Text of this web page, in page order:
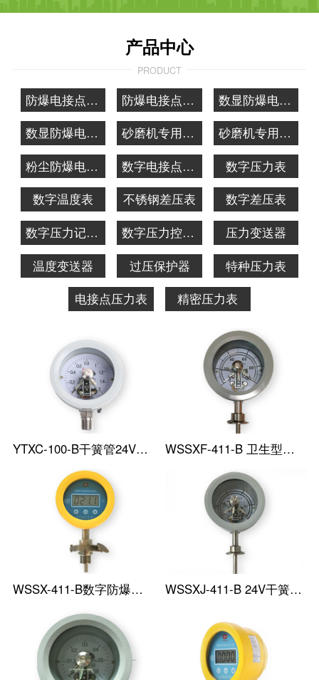
产品中心
PRODUCT
防爆电接点压力表 防爆电接点温度表
数显防爆电接点压力表
数显防爆电接点温度表
砂磨机专用防爆电接点压力表
砂磨机专用防爆电接点温度表
粉尘防爆电接点压力表
数字电接点压力表
数字压力表
数字温度表
不锈钢差压表
数字差压表
数字压力记录表
数字压力控制器
压力变送器
温度变送器
过压保护器
特种压力表
电接点压力表
精密压力表
YTXC-100-B干簧管24V防爆电接点压力表 WSSXF-411-B 卫生型防爆电接点温度表
WSSX-411-B数字防爆电接点温度表 WSSXJ-411-B 24V干簧管防爆电接点温度表